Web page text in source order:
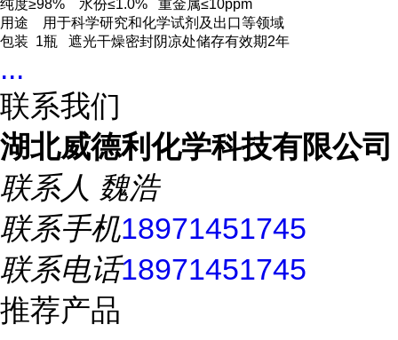
纯度≥98% 水份≤1.0% 重金属≤10ppm
用途 用于科学研究和化学试剂及出口等领域
包装 1瓶 遮光干燥密封阴凉处储存有效期2年
...
联系我们
湖北威德利化学科技有限公司
联系人 魏浩
联系手机18971451745
联系电话18971451745
推荐产品